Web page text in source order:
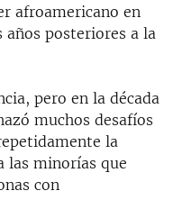
afroamericano en
años posteriores a la
pero en la década
muchos desafíos
la
las minorías que
con